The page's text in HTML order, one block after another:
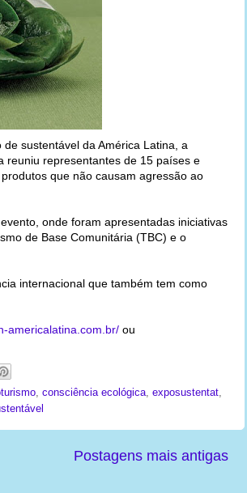
sustentável da América Latina, a
reuniu representantes de 15 países e
que não causam agressão ao
onde foram apresentadas iniciativas
de Base Comunitária (TBC) e o
internacional que também tem como
americalatina.com.br/ ou
consciência ecológica exposustentat
Postagens mais antigas